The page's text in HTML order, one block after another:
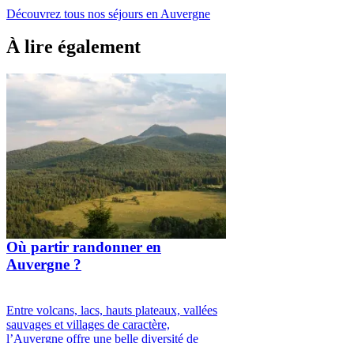
Découvrez tous nos séjours en Auvergne
À lire également
Où partir randonner en
Auvergne ?
Entre volcans, lacs, hauts plateaux, vallées
sauvages et villages de caractère,
l’Auvergne offre une belle diversité de